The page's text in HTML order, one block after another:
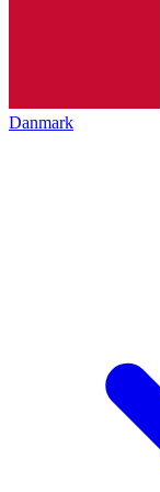
Danmark